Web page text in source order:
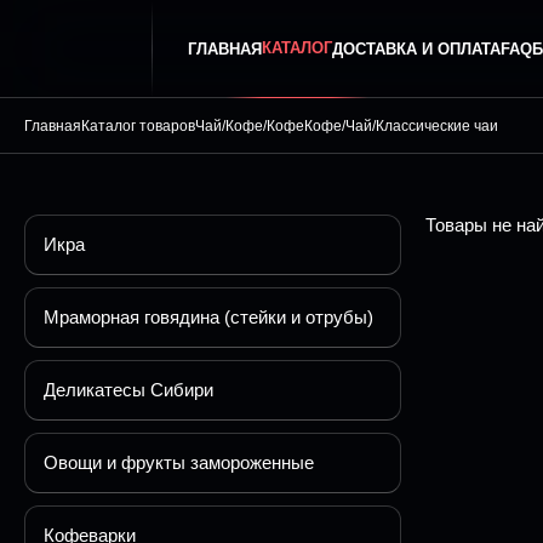
ГЛАВНАЯКАТАЛОГДОСТАВКА И ОПЛАТАFAQ
ГлавнаяКаталог товаровЧай/Кофе/КофеКофе/Чай/Классические чаи
Икра
Мраморная говядина (стейки и отрубы)
Деликатесы Сибири
Овощи и фрукты замороженные
Кофеварки
Товары не